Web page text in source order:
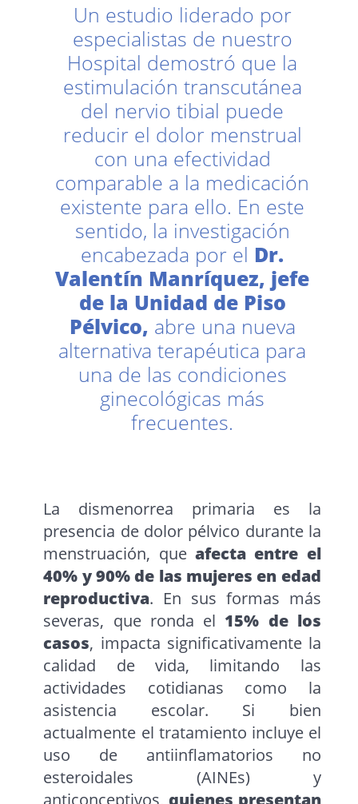
Un estudio liderado por
especialistas de nuestro
Hospital demostró que la
estimulación transcutánea
del nervio tibial puede
reducir el dolor menstrual
con una efectividad
comparable a la medicación
existente para ello. En este
sentido, la investigación
encabezada por el Dr.
Valentín Manríquez, jefe
de la Unidad de Piso
Pélvico, abre una nueva
alternativa terapéutica para
una de las condiciones
ginecológicas más
frecuentes.
La dismenorrea primaria es la
presencia de dolor pélvico durante la
menstruación, queafecta entre el
40% y 90% de las mujeres en edad
reproductiva. En sus formas más
severas, que ronda el 15% de los
casos, impacta significativamente la
calidad de vida, limitando las
actividades cotidianas como la
asistencia escolar. Si bien
actualmente el tratamiento incluye el
uso de antiinflamatorios no
esteroidales (AINEs) y
anticonceptivos, quienes presentan